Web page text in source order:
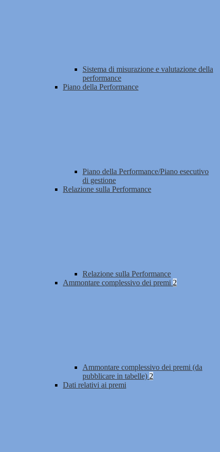
Sistema di misurazione e valutazione della
performance
Piano della Performance
Piano della Performance/Piano esecutivo
di gestione
Relazione sulla Performance
Relazione sulla Performance
Ammontare complessivo dei premi 2
Ammontare complessivo dei premi (da
pubblicare in tabelle) 2
Dati relativi ai premi